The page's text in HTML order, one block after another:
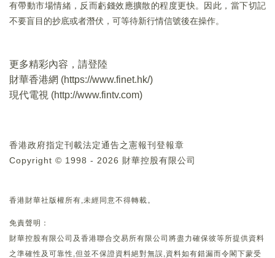
有帶動市場情緒，反而虧錢效應擴散的程度更快。因此，當下切記
不要盲目的抄底或者潛伏，可等待新行情信號後在操作。
更多精彩內容，請登陸
財華香港網 (https://www.finet.hk/)
現代電視 (http://www.fintv.com)
香港政府指定刊載法定通告之憲報刊登報章
Copyright © 1998 - 2026 財華控股有限公司
香港財華社版權所有,未經同意不得轉載。
免責聲明：
財華控股有限公司及香港聯合交易所有限公司將盡力確保彼等所提供資料
之準確性及可靠性,但並不保證資料絕對無誤,資料如有錯漏而令閣下蒙受